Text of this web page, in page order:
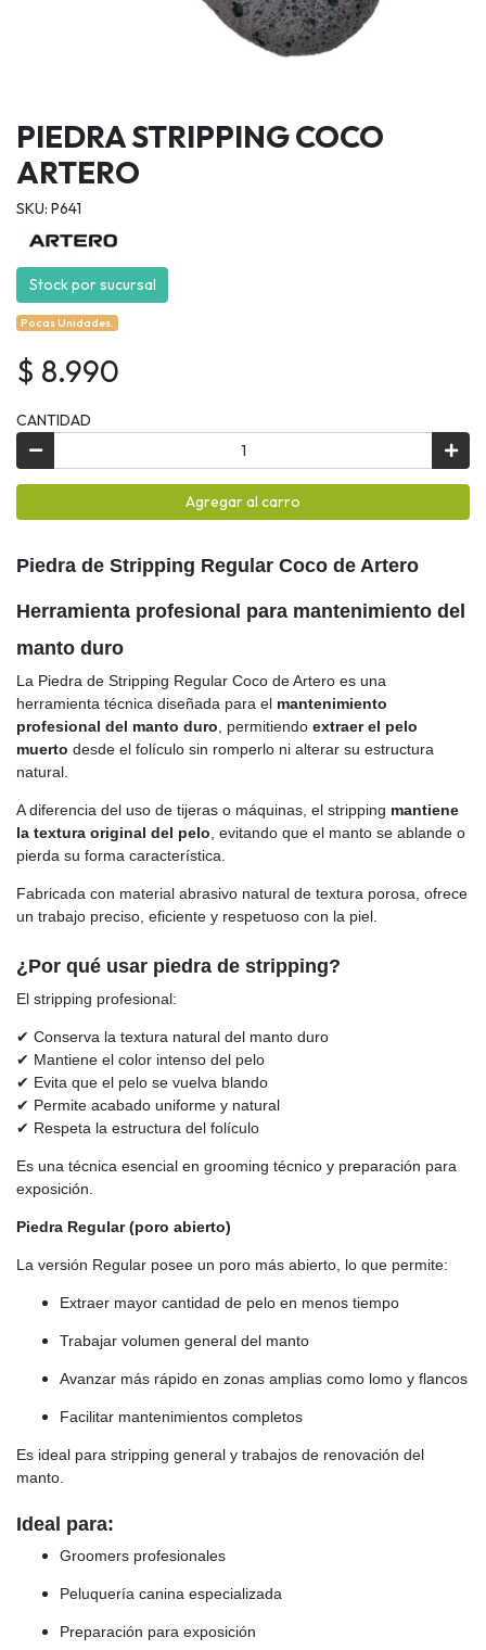
PIEDRA STRIPPING COCO
ARTERO
SKU: P641
Stock por sucursal
Pocas Unidades.
$ 8.990
CANTIDAD
Agregar al carro
Piedra de Stripping Regular Coco de Artero
Herramienta profesional para mantenimiento del
manto duro
La Piedra de Stripping Regular Coco de Artero es una
herramienta técnica diseñada para el mantenimiento
profesional del manto duro, permitiendo extraer el pelo
muerto desde el folículo sin romperlo ni alterar su estructura
natural.
A diferencia del uso de tijeras o máquinas, el stripping mantiene
la textura original del pelo, evitando que el manto se ablande o
pierda su forma característica.
Fabricada con material abrasivo natural de textura porosa, ofrece
un trabajo preciso, eficiente y respetuoso con la piel.
¿Por qué usar piedra de stripping?
El stripping profesional:
✔ Conserva la textura natural del manto duro
✔ Mantiene el color intenso del pelo
✔ Evita que el pelo se vuelva blando
✔ Permite acabado uniforme y natural
✔ Respeta la estructura del folículo
Es una técnica esencial en grooming técnico y preparación para
exposición.
Piedra Regular (poro abierto)
La versión Regular posee un poro más abierto, lo que permite:
Extraer mayor cantidad de pelo en menos tiempo
Trabajar volumen general del manto
Avanzar más rápido en zonas amplias como lomo y flancos
Facilitar mantenimientos completos
Es ideal para stripping general y trabajos de renovación del
manto.
Ideal para:
Groomers profesionales
Peluquería canina especializada
Preparación para exposición